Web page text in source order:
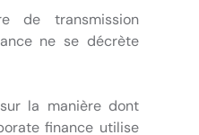
de transmission
ne se décrète
la manière dont
finance utilise